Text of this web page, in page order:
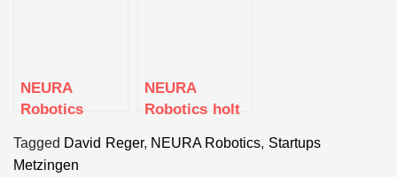
breit
auszurollen
des Standorts
Kapital
NEURA
Robotics
Millionen Euro
Series-B-
NEURA
Robotics holt
Bosch-
Tagged David Reger, NEURA Robotics, Startups
Metzingen